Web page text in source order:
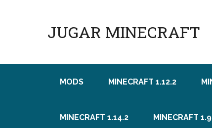
JUGAR MINECRAFT
MODS MINECRAFT 1.12.2
MINECRAFT 1.14.2 MINECRAFT